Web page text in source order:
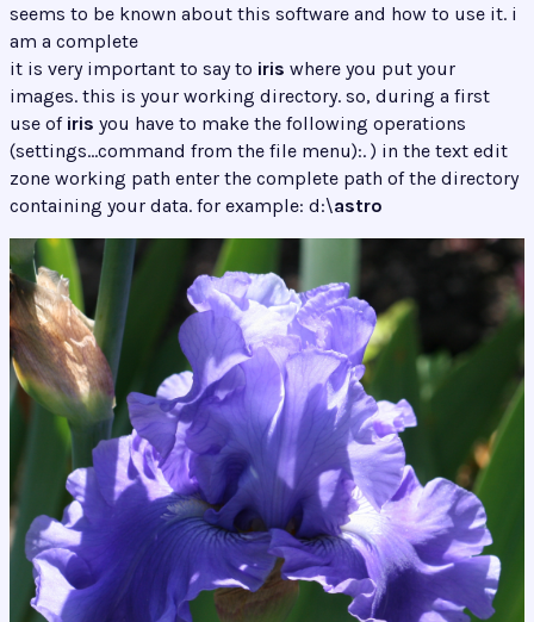
seems to be known about this software and how to use it. i
am a complete
it is very important to say to iris where you put your
images. this is your working directory. so, during a first
use of iris you have to make the following operations
(settings…command from the file menu):. ) in the text edit
zone working path enter the complete path of the directory
containing your data. for example: d:\astro